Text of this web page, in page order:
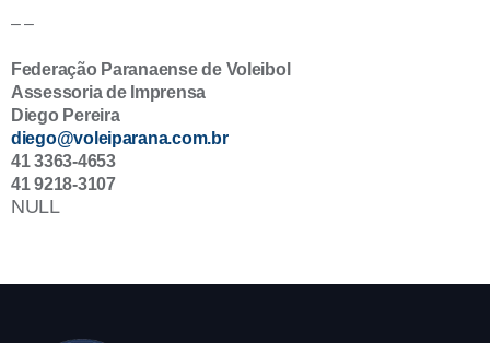
– –
Federação Paranaense de Voleibol
Assessoria de Imprensa
Diego Pereira
diego@voleiparana.com.br
41 3363-4653
41 9218-3107
NULL